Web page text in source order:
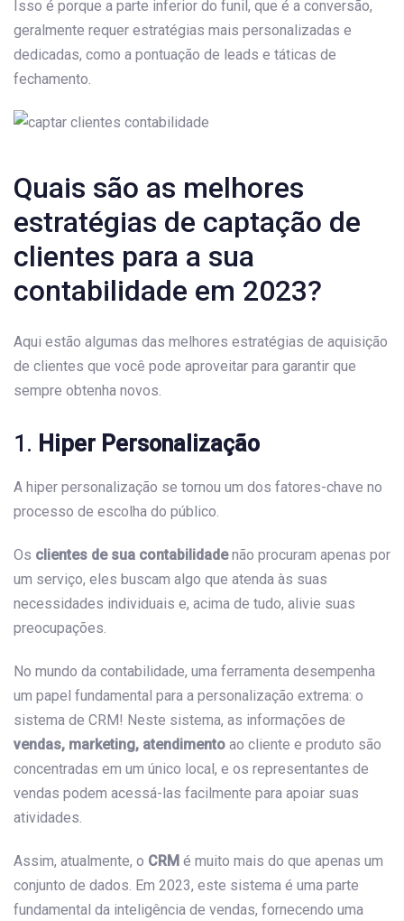
Isso é porque a parte inferior do funil, que é a conversão,
geralmente requer estratégias mais personalizadas e
dedicadas, como a pontuação de leads e táticas de
fechamento.
Quais são as melhores
estratégias de captação de
clientes para a sua
contabilidade em 2023?
Aqui estão algumas das melhores estratégias de aquisição
de clientes que você pode aproveitar para garantir que
sempre obtenha novos.
1. Hiper Personalização
A hiper personalização se tornou um dos fatores-chave no
processo de escolha do público.
Os clientes de sua contabilidadenão procuram apenas por
um serviço, eles buscam algo que atenda às suas
necessidades individuais e, acima de tudo, alivie suas
preocupações.
No mundo da contabilidade, uma ferramenta desempenha
um papel fundamental para a personalização extrema: o
sistema de CRM! Neste sistema, as informações de
vendas, marketing, atendimento ao cliente e produto são
concentradas em um único local, e os representantes de
vendas podem acessá-las facilmente para apoiar suas
atividades.
Assim, atualmente, o CRM é muito mais do que apenas um
conjunto de dados. Em 2023, este sistema é uma parte
fundamental da inteligência de vendas, fornecendo uma